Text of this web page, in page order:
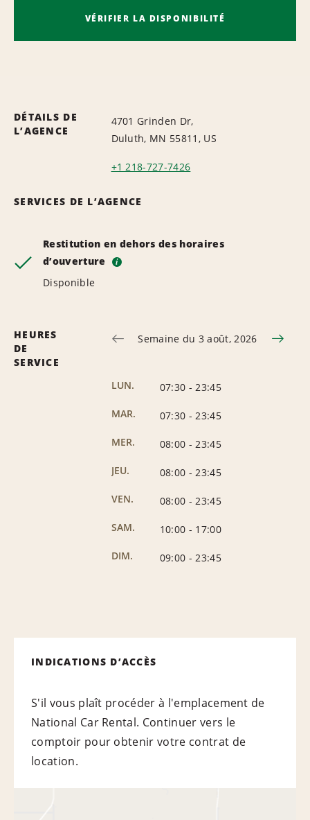
VÉRIFIER LA DISPONIBILITÉ
DÉTAILS DE
L’AGENCE
4701 Grinden Dr,
Duluth, MN 55811, US
+1 218-727-7426
SERVICES DE L’AGENCE
Restitution en dehors des horaires
d’ouverture
i
Disponible
HEURES
DE
SERVICE
Semaine du 3 août, 2026
LUN. 07:30 - 23:45
MAR.
07:30 - 23:45
MER.
08:00 - 23:45
JEU.
08:00 - 23:45
VEN.
08:00 - 23:45
SAM.
10:00 - 17:00
DIM.
09:00 - 23:45
INDICATIONS D’ACCÈS
S'il vous plaît procéder à l'emplacement de
National Car Rental. Continuer vers le
comptoir pour obtenir votre contrat de
location.